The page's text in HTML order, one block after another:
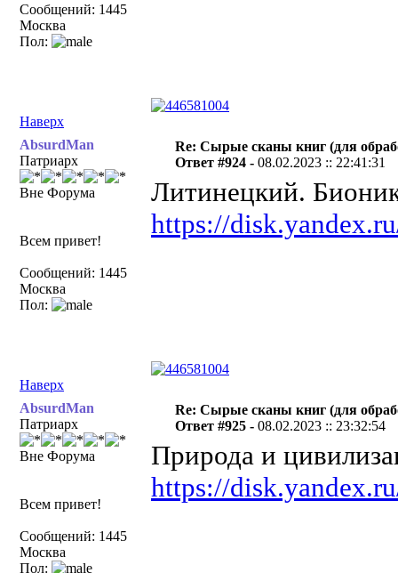
Сообщений: 1445
Москва
Пол:
Наверх
AbsurdMan
Патриарх
Вне Форума
Всем привет!
Сообщений: 1445
Москва
Пол:
Re: Сырые сканы книг (для
Ответ #924 -08.02.2023 :: 22:41:31
Литинецкий.
https://
Наверх
AbsurdMan
Патриарх
Вне Форума
Всем привет!
Сообщений: 1445
Москва
Пол:
Re: Сырые сканы книг (для
Ответ #925 -08.02.2023 :: 23:32:54
Природа и
https://